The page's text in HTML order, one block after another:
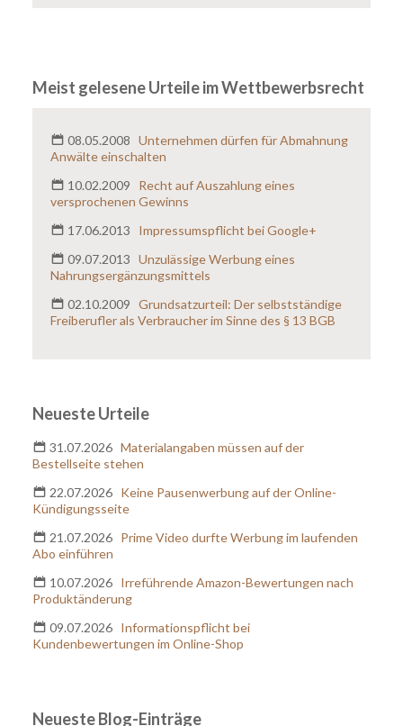
Soziale Netzwerke:
E-Mail:*
Nachricht:
Ich erkläre mich damit einverstanden, dass meine
Telefonnummer und/oder meine E-Mail-Adresse von
der Anwaltskanzlei Hild & Kollegen zur
Kontaktaufnahme verwendet werden darf. Diese
bzw. E-Mail-Adresse kann ich jederzeit für die
Zukunft widerrufen, indem ich z. B. eine E-Mail an
datenschutzbeauftragter@kanzlei.bizsende. Die
Verarbeitung erfolgt entsprechend unserer
Meist gelesene Urteile im Wettbewerbsrecht
08.05.2008 Unternehmen dürfen für Abmahnung
Anwälte einschalten
10.02.2009
Recht auf Auszahlung eines
versprochenen Gewinns
17.06.2013
Impressumspflicht bei Google+
09.07.2013 Unzulässige Werbung eines
Nahrungsergänzungsmittels
02.10.2009 Grundsatzurteil: Der selbstständige
Freiberufler als Verbraucher im Sinne des § 13 BGB
Neueste Urteile
31.07.2026 Materialangaben müssen auf der
Bestellseite stehen
22.07.2026 Keine Pausenwerbung auf der Online-
Kündigungsseite
21.07.2026 Prime Video durfte Werbung im laufenden
Abo einführen
10.07.2026 Irreführende Amazon-Bewertungen nach
Produktänderung
09.07.2026 Informationspflicht bei
Kundenbewertungen im Online-Shop
Neueste Blog-Einträge